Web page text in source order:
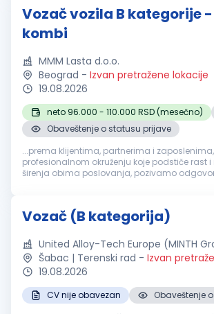
Vozač vozila B kategorije -
kombi
MMM Lasta d.o.o.
Beograd - Izvan pretražene lokacije
19.08.2026
neto 96.000 - 110.000 RSD (mesečno)
Obaveštenje o statusu prijave
...prema klijentima, partnerima i
profesionalnom okruženju koje podstiče rast i
širenja obima poslovanja, pozivamo
Vozač (B kategorija)
United Alloy-Tech Europe (MINTH
Šabac | Terenski rad - Izvan
19.08.2026
CV nije obavezan
Obaveštenje